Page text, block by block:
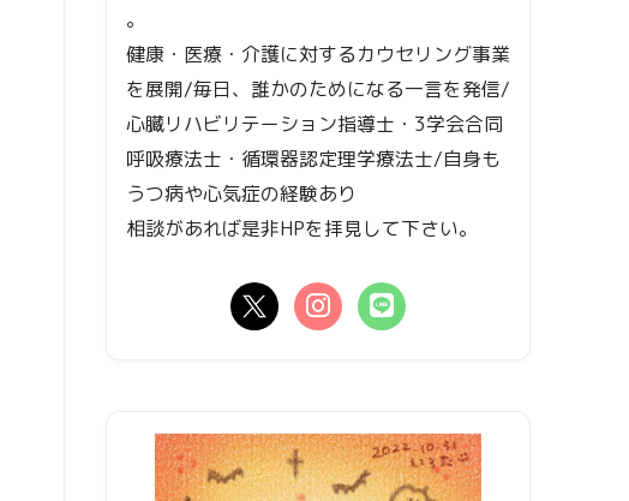
。
健康・医療・介護に対するカウセリング事業
を展開/毎日、誰かのためになる一言を発信/
心臓リハビリテーション指導士・3学会合同
呼吸療法士・循環器認定理学療法士/自身も
うつ病や心気症の経験あり
相談があれば是非HPを拝見して下さい。